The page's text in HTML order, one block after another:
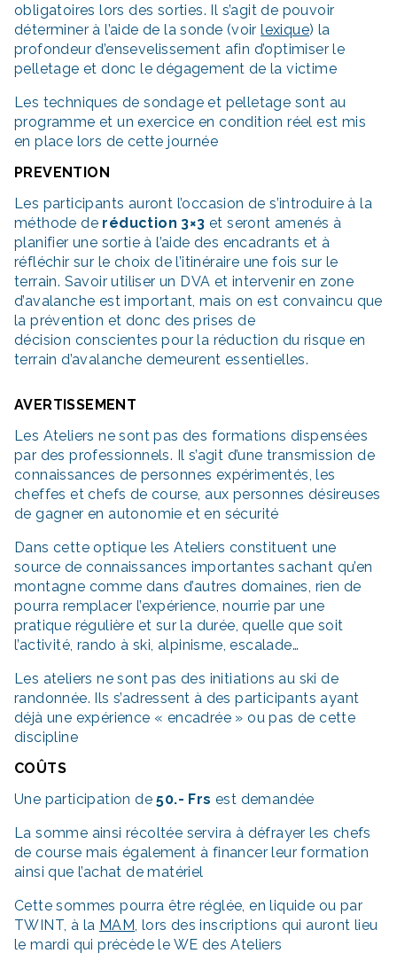
obligatoires lors des sorties. Il s’agit de pouvoir
déterminer à l’aide de la sonde (voirlexique) la
profondeur d’ensevelissement afin d’optimiser le
pelletage et donc le dégagement de la victime
Les techniques de sondage et pelletage sont au
programme et un exercice en condition réel est mis
en place lors de cette journée
PREVENTION
Les participants auront l’occasion de s’introduire à la
méthode de réduction 3×3 et seront amenés à
planifier une sortie à l’aide des encadrants et à
réfléchir sur le choix de l’itinéraire une fois sur le
terrain. Savoir utiliser un DVA et intervenir en zone
d’avalanche est important, mais on est convaincu que
la prévention et donc des prises de
décision conscientes pour la réduction du risque en
terrain d’avalanche demeurent essentielles.
AVERTISSEMENT
Les Ateliers ne sont pas des formations dispensées
par des professionnels. Il s’agit d’une transmission de
connaissances de personnes expérimentés, les
cheffes et chefs de course, aux personnes désireuses
de gagner en autonomie et en sécurité
Dans cette optique les Ateliers constituent une
source de connaissances importantes sachant qu’en
montagne comme dans d’autres domaines, rien de
pourra remplacer l’expérience, nourrie par une
pratique régulière et sur la durée, quelle que soit
l’activité, rando à ski, alpinisme, escalade…
Les ateliers ne sont pas des initiations au ski de
randonnée. Ils s’adressent à des participants ayant
déjà une expérience « encadrée » ou pas de cette
discipline
COÛTS
Une participation de50.- Frs est demandée
La somme ainsi récoltée servira à défrayer les chefs
de course mais également à financer leur formation
ainsi que l’achat de matériel
Cette sommes pourra être réglée, en liquide ou par
TWINT, à la MAM, lors des inscriptions qui auront lieu
le mardi qui précède le WE des Ateliers